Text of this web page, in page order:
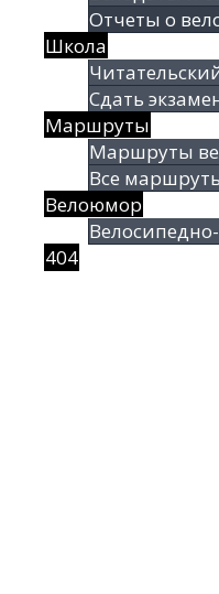
Отчеты о
Школа
Сдать
Маршруты
Маршруты
Все
Велоюмор
404